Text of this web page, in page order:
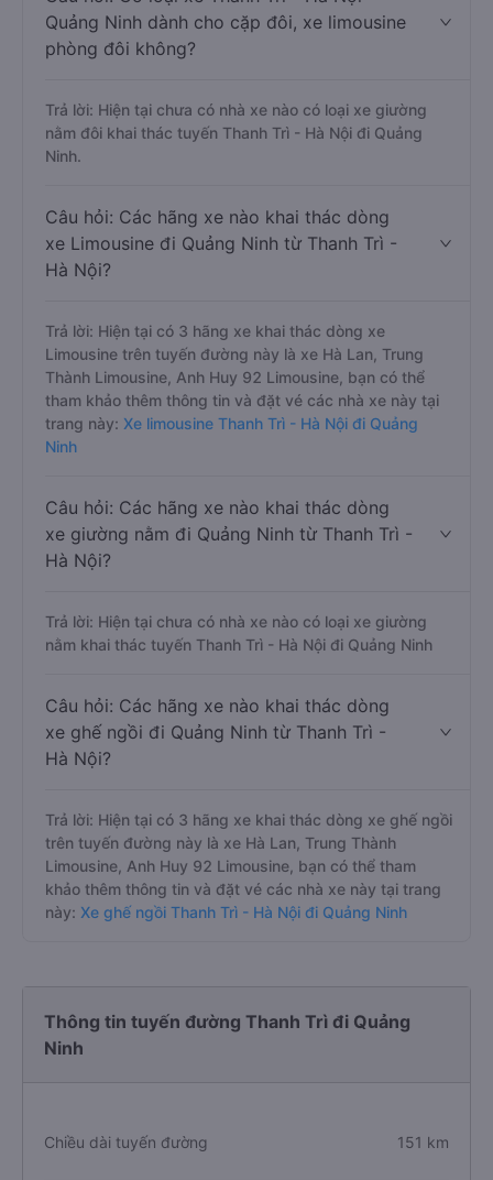
Quảng Ninh dành cho cặp đôi, xe limousine
phòng đôi không?
Trả lời: Hiện tại chưa có nhà xe nào có loại xe giường
nằm đôi khai thác tuyến Thanh Trì - Hà Nội đi Quảng
Ninh.
Câu hỏi: Các hãng xe nào khai thác dòng
xe Limousine đi Quảng Ninh từ Thanh Trì -
Hà Nội?
Trả lời: Hiện tại có 3 hãng xe khai thác dòng xe
Limousine trên tuyến đường này là xe Hà Lan, Trung
Thành Limousine, Anh Huy 92 Limousine, bạn có thể
tham khảo thêm thông tin và đặt vé các nhà xe này tại
trang này: Xe limousine Thanh Trì - Hà Nội đi Quảng
Ninh
Câu hỏi: Các hãng xe nào khai thác dòng
xe giường nằm đi Quảng Ninh từ Thanh Trì -
Hà Nội?
Trả lời: Hiện tại chưa có nhà xe nào có loại xe giường
nằm khai thác tuyến Thanh Trì - Hà Nội đi Quảng Ninh
Câu hỏi: Các hãng xe nào khai thác dòng
xe ghế ngồi đi Quảng Ninh từ Thanh Trì -
Hà Nội?
Trả lời: Hiện tại có 3 hãng xe khai thác dòng xe ghế ngồi
trên tuyến đường này là xe Hà Lan, Trung Thành
Limousine, Anh Huy 92 Limousine, bạn có thể tham
khảo thêm thông tin và đặt vé các nhà xe này tại trang
này: Xe ghế ngồi Thanh Trì - Hà Nội đi Quảng Ninh
Thông tin tuyến đường Thanh Trì đi Quảng
Ninh
Chiều dài tuyến đường 151 km